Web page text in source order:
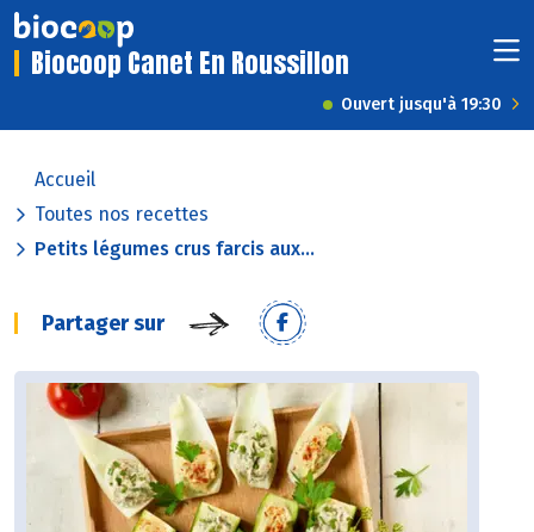
Biocoop Canet En Roussillon
Ouvert jusqu'à 19:30
Accueil
Toutes nos recettes
Petits légumes crus farcis aux...
Partager sur